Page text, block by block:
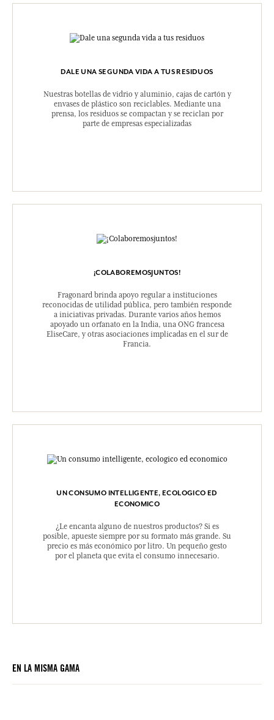
DALE UNA SEGUNDA VIDA A TUS RESIDUOS
Nuestras botellas de vidrio y aluminio, cajas de cartón y
envases de plástico son reciclables. Mediante una
prensa, los residuos se compactan y se reciclan por
parte de empresas especializadas
¡COLABOREMOSJUNTOS!
Fragonard brinda apoyo regular a instituciones
reconocidas de utilidad pública, pero también responde
a iniciativas privadas. Durante varios años hemos
apoyado un orfanato en la India, una ONG francesa
EliseCare, y otras asociaciones implicadas en el sur de
Francia.
UN CONSUMO INTELLIGENTE, ECOLOGICO ED
ECONOMICO
¿Le encanta alguno de nuestros productos? Si es
posible, apueste siempre por su formato más grande. Su
precio es más económico por litro. Un pequeño gesto
por el planeta que evita el consumo innecesario.
EN LA MISMA GAMA